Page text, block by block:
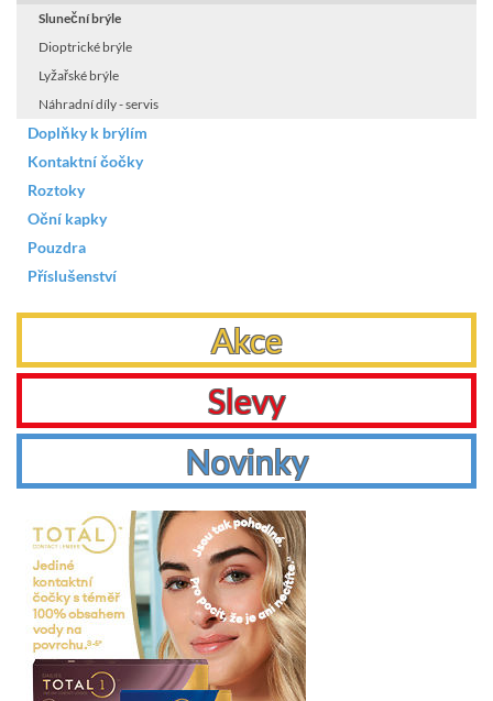
Sluneční brýle
Dioptrické brýle
Lyžařské brýle
Náhradní díly - servis
Doplňky k brýlím
Kontaktní čočky
Roztoky
Oční kapky
Pouzdra
Příslušenství
Akce
Slevy
Novinky